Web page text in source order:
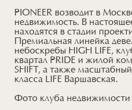
PIONEER возводит в
недвижимость. В
находятся в стадии
Премиальная линейка
небоскребы HIGH LIFE,
квартал PRIDE и жилой
SHIFT, а также
класса LIFE Варшавская.
Фото клуба